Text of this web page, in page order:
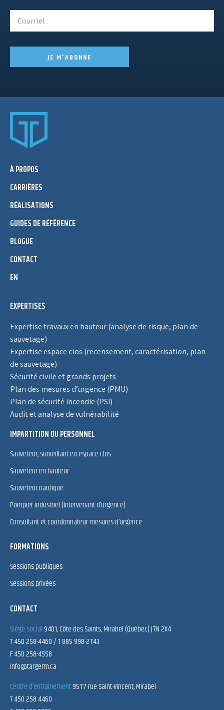
JE M'ABONNE
À PROPOS
CARRIÈRES
RÉALISATIONS
GUIDES DE RÉFÉRENCE
BLOGUE
CONTACT
EN
EXPERTISES
Expertise travaux en hauteur (analyse de risque, plan de
sauvetage)
Expertise espace clos (recensement, caractérisation, plan
de sauvetage)
Sécurité civile et grands projets
Plan des mesures d’urgence (PMU)
Plan de sécurité incendie (PSI)
Audit et analyse de vulnérabilité
IMPARTITION DU PERSONNEL
Sauveteur, surveillant en espace clos
Sauveteur en hauteur
Sauveteur nautique
Pompier industriel (Intervenant d’urgence)
Consultant et coordonnateur mesures d’urgence
FORMATIONS
Sessions publiques
Sessions privées
CONTACT
Siège social 9401, Côte des Saints, Mirabel (Québec) J7N 2X4
T 450 258-4460 / 1 885 998-2743
F 450 258-4558
info@targerm.ca
Centre d’entraînement9577 rue Saint-Vincent, Mirabel
T 450 258 4460